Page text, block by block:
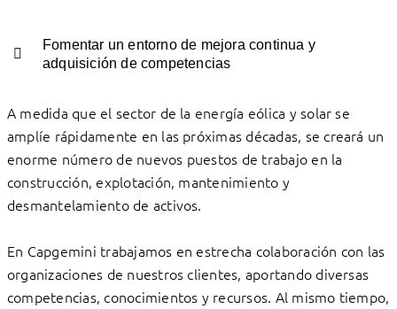
Fomentar un entorno de mejora continua y
adquisición de competencias
A medida que el sector de la energía eólica y solar se
amplíe rápidamente en las próximas décadas, se creará un
enorme número de nuevos puestos de trabajo en la
construcción, explotación, mantenimiento y
desmantelamiento de activos.
En Capgemini trabajamos en estrecha colaboración con las
organizaciones de nuestros clientes, aportando diversas
competencias, conocimientos y recursos. Al mismo tiempo,